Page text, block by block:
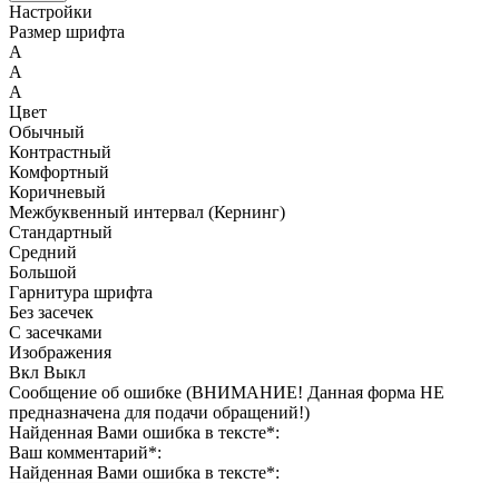
Настройки
Размер шрифта
A
A
A
Цвет
Обычный
Контрастный
Комфортный
Коричневый
Межбуквенный интервал (Кернинг)
Стандартный
Средний
Большой
Гарнитура шрифта
Без засечек
С засечками
Изображения
Вкл Выкл
Сообщение об ошибке (ВНИМАНИЕ! Данная форма НЕ
предназначена для подачи обращений!)
Найденная Вами ошибка в тексте*:
Ваш комментарий*:
Найденная Вами ошибка в тексте*: